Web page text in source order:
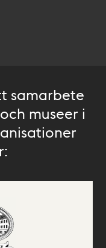
samarbete
museer i